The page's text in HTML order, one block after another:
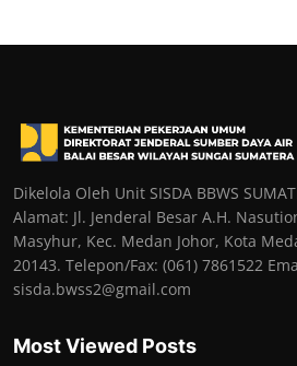
Dikelola Oleh Unit SISDA BBWS
Alamat: Jl. Jenderal Besar A.H.
Masyhur, Kec. Medan Johor, Kota
20143. Telepon/Fax: (061) 7861522
sisda.bwss2@gmail.com
Most Viewed Posts